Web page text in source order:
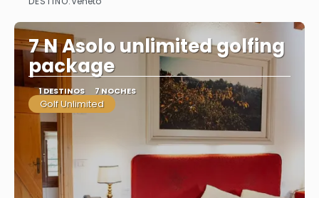
7 N Asolo unlimited golfing
package
1 DESTINOS 7 NOCHES
Golf Unlimited